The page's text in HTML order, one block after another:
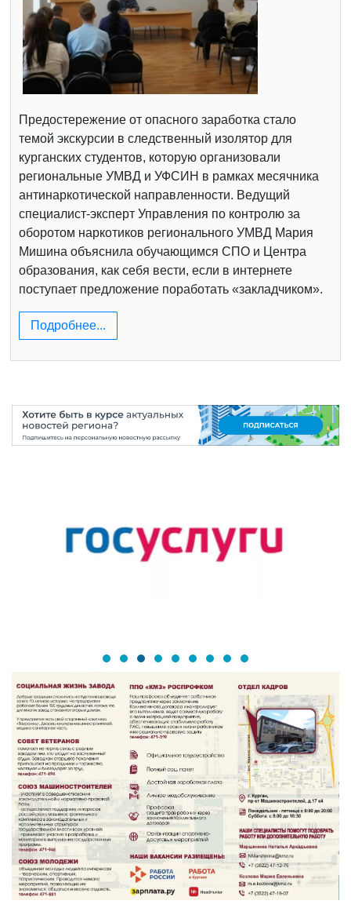
Предостережение от опасного заработка стало
темой экскурсии в следственный изолятор для
курганских студентов, которую организовали
региональные УМВД и УФСИН в рамках месячника
антинаркотической направленности. Ведущий
специалист-эксперт Управления по контролю за
оборотом наркотиков регионального УМВД Мария
Мишина объяснила обучающимся СПО и Центра
образования, как себя вести, если в интернете
поступает предложение поработать «закладчиком».
Подробнее...